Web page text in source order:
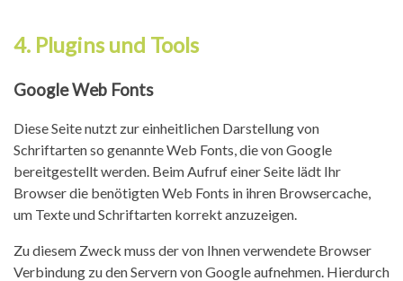
4. Plugins und Tools
Google Web Fonts
Diese Seite nutzt zur einheitlichen Darstellung von
Schriftarten so genannte Web Fonts, die von Google
bereitgestellt werden. Beim Aufruf einer Seite lädt Ihr
Browser die benötigten Web Fonts in ihren Browsercache,
um Texte und Schriftarten korrekt anzuzeigen.
Zu diesem Zweck muss der von Ihnen verwendete Browser
Verbindung zu den Servern von Google aufnehmen. Hierdurch